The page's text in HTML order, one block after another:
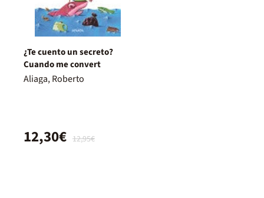
¿Te cuento un secreto?
Cuando me convert
Aliaga, Roberto
12,95€
12,30€